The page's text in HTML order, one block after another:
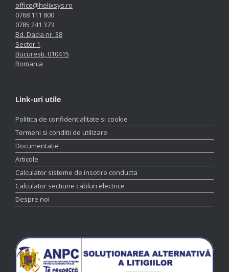
office@helixsys.ro
0768 111 800
0785 241 373
Bd. Dacia nr. 38
Sector 1
Bucuresti, 010415
Romania
Link-uri utile
Politica de confidentialitate si cookie
Termeni si conditii de utilizare
Documentatie
Articole
Calculator sisteme de insotire conducta
Calculator sectiune cabluri electrice
Despre noi